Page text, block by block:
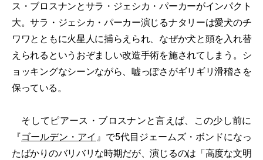
ス・ブロスナンとサラ・ジェシカ・パーカーがインパクト
大。サラ・ジェシカ・パーカー演じるナタリーは愛犬のチ
ワワとともに火星人に捕らえられ、なぜか犬と頭を入れ替
えられるというおぞましい改造手術を施されてしまう。シ
ョッキングなシーンながら、嘘っぽさがギリギリ滑稽さを
保っている。
そしてピアース・ブロスナンと言えば、この少し前に
『ゴールデン・アイ 』で5代目ジェームズ・ボンドになっ
たばかりのバリバリな時期だが、演じるのは「高度な文明